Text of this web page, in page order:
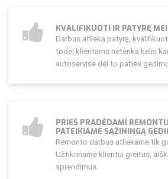
KVALIFIKUOTI IR PATYRĘ
Darbus atlieka patyrę,
todėl klientams netenka kelis
autoservise dėl to paties
PRIEŠ PRADĖDAMI
PATEIKIAME SĄŽININGĄ
Remonto darbus atliekame tik
Užtikriname klientui greitus,
sprendimus.